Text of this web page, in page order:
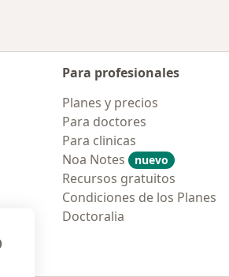
Para profesionales
Planes y precios
Para doctores
Para clinicas
Noa Notes
nuevo
Recursos gratuitos
Condiciones de los Planes
Doctoralia